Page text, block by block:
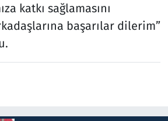
katkı sağlamasını
başarılar dilerim”